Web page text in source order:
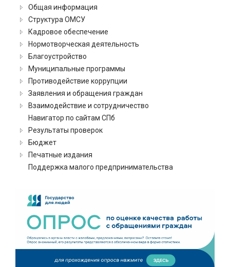
Общая информация
Структура ОМСУ
Кадровое обеспечение
Нормотворческая деятельность
Благоустройство
Муниципальные программы
Противодействие коррупции
Заявления и обращения граждан
Взаимодействие и сотрудничество
Навигатор по сайтам СПб
Результаты проверок
Бюджет
Печатные издания
Поддержка малого предпринимательства